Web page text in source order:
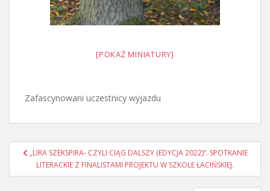
[POKAŻ MINIATURY]
Zafascynowani uczestnicy wyjazdu
Nawigacja
wpisu
„LIRA SZEKSPIRA- CZYLI CIĄG DALSZY (EDYCJA 2022)”. SPOTKANIE
LITERACKIE Z FINALISTAMI PROJEKTU W SZKOLE ŁACIŃSKIEJ.